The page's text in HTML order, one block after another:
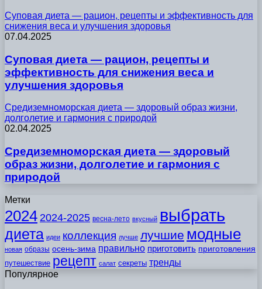
Суповая диета — рацион, рецепты и эффективность для
снижения веса и улучшения здоровья
07.04.2025
Суповая диета — рацион, рецепты и
эффективность для снижения веса и
улучшения здоровья
Средиземноморская диета — здоровый образ жизни,
долголетие и гармония с природой
02.04.2025
Средиземноморская диета — здоровый
образ жизни, долголетие и гармония с
природой
Метки
2024 2024-2025 весна-лето вкусный выбрать
диета идеи коллекция лучше лучшие модные
новая образы осень-зима правильно приготовить приготовления
путешествие рецепт салат секреты тренды
Популярное